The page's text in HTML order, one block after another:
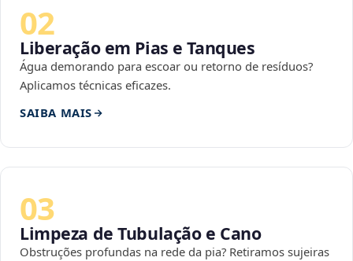
02
Liberação em Pias e Tanques
Água demorando para escoar ou retorno de resíduos?
Aplicamos técnicas eficazes.
SAIBA MAIS
03
Limpeza de Tubulação e Cano
Obstruções profundas na rede da pia? Retiramos sujeiras